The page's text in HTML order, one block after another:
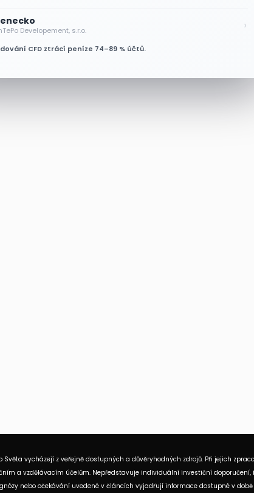
Developement, s.r.o. ›
CFD ztrácí peníze 74–89 % účtů.
vycházejí z veřejně dostupných a důvěryhodných zdrojů. Při jejich
a vzdělávacím účelům. Nepředstavuje individuální investiční
nebo očekávání uvedené v článcích vyjadřují informace dostupné v